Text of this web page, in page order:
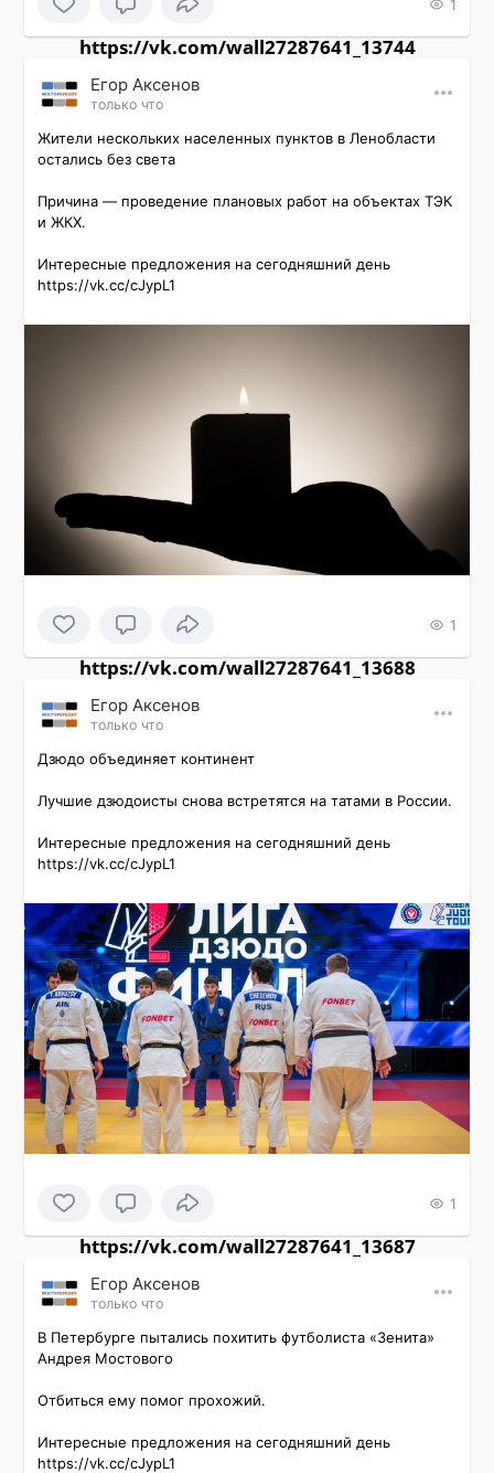
1
https://vk.com/wall27287641_13744
Εгор Αксенов
только что
Жители нескольких населенных пунктов в Ленобласти
остались без света
Причина — проведение плановых работ на объектах ТЭК
и ЖКХ.
Интересные предложения на сегодняшний день
https://vk.cc/cJypL1
1
https://vk.com/wall27287641_13688
Εгор Αксенов
только что
Дзюдо объединяет континент
Лучшие дзюдоисты снова встретятся на татами в России.
Интересные предложения на сегодняшний день
https://vk.cc/cJypL1
1
https://vk.com/wall27287641_13687
Εгор Αксенов
только что
В Петербурге пытались похитить футболиста «Зенита»
Андрея Мостового
Отбиться ему помог прохожий.
Интересные предложения на сегодняшний день
https://vk.cc/cJypL1